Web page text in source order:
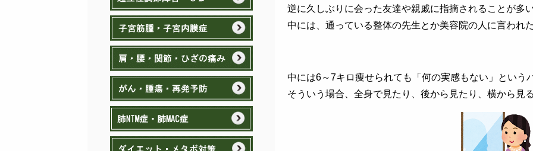
逆に久しぶりに会った友達や親戚に指摘されることが多
中には、通っている整体の先生とか美容院の人に言われ
中には6～7キロ痩せられても「何の実感もない」という
そういう場合、全身で見たり、後から見たり、横から見